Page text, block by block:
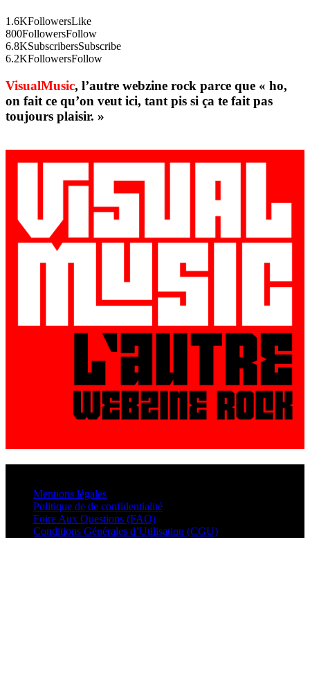
1.6KFollowersLike
800FollowersFollow
6.8KSubscribersSubscribe
6.2KFollowersFollow
VisualMusic, l’autre webzine rock parce que « ho,
on fait ce qu’on veut ici, tant pis si ça te fait pas
toujours plaisir. »
Mentions légales
Politique de de confidentialité
Foire Aux Questions (FAQ)
Conditions Générales d’Utilisation (CGU)